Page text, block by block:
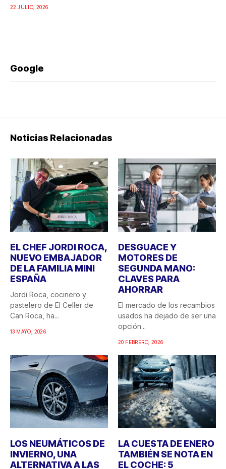
22 JULIO, 2026
Google
Noticias Relacionadas
EL CHEF JORDI ROCA,
NUEVO EMBAJADOR
DE LA FAMILIA MINI
ESPAÑA
Jordi Roca, cocinero y
pastelero de El Celler de
Can Roca, ha...
13 MAYO, 2026
DESGUACE Y
MOTORES DE
SEGUNDA MANO:
CLAVES PARA
AHORRAR
El mercado de los recambios
usados ha dejado de ser una
opción...
20 FEBRERO, 2026
LOS NEUMÁTICOS DE
INVIERNO, UNA
ALTERNATIVA A LAS
LA CUESTA DE ENERO
TAMBIÉN SE NOTA EN
EL COCHE: 5